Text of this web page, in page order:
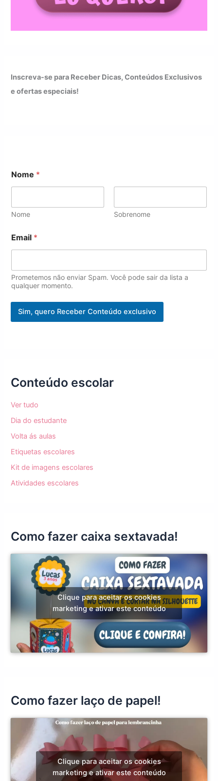
Inscreva-se para Receber Dicas, Conteúdos Exclusivos
e ofertas especiais!
m
a
*
Nome *
Nome Sobrenome
Email *
Prometemos não enviar Spam. Você pode sair da lista a
qualquer momento.
Sim, quero Receber Conteúdo exclusivo
Conteúdo escolar
Ver tudo
Dia do estudante
Volta ás aulas
Etiquetas escolares
Kit de imagens escolares
Atividades escolares
Como fazer caixa sextavada!
Clique para aceitar os cookies
marketing e ativar este conteúdo
Como fazer laço de papel!
Clique para aceitar os cookies
marketing e ativar este conteúdo